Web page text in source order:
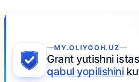
MY.OLIYGOH.UZ
Grant yutishni
qabul yopilishini